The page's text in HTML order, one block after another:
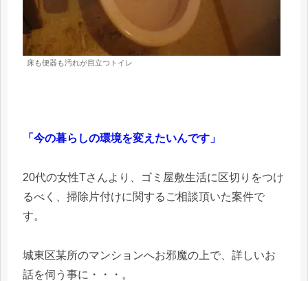
床も便器も汚れが目立つトイレ
「今の暮らしの環境を変えたいんです」
20代の女性Tさんより、ゴミ屋敷生活に区切りをつけ
るべく、掃除片付けに関するご相談頂いた案件で
す。
城東区某所のマンションへお邪魔の上で、詳しいお
話を伺う事に・・・。